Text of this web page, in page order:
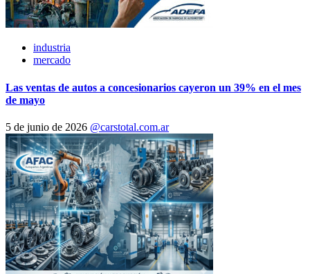
industria
mercado
Las ventas de autos a concesionarios cayeron un 39% en el mes
de mayo
5 de junio de 2026 @carstotal.com.ar